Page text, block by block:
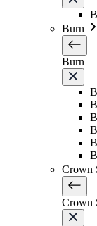
Burn
Burn
Crown
Crown